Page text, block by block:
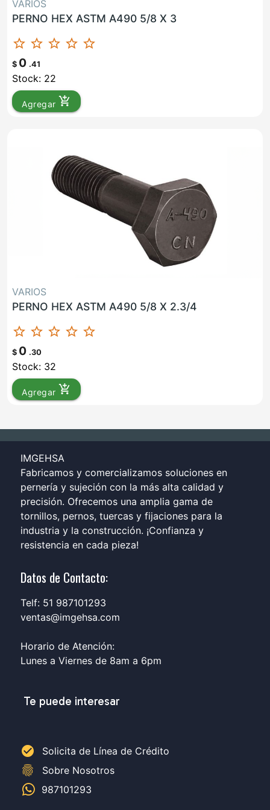
VARIOS
PERNO HEX ASTM A490 5/8 X 3
star_border star_border star_border star_border star_border
$ 0 .41
Stock: 22
Agregar add_shopping_cart
VARIOS
PERNO HEX ASTM A490 5/8 X 2.3/4
star_border star_border star_border star_border star_border
$ 0 .30
Stock: 32
Agregar add_shopping_cart
IMGEHSA
Fabricamos y comercializamos soluciones en
pernería y sujeción con la más alta calidad y
precisión. Ofrecemos una amplia gama de
tornillos, pernos, tuercas y fijaciones para la
industria y la construcción. ¡Confianza y
resistencia en cada pieza!
Datos de Contacto:
Telf: 51 987101293
ventas@imgehsa.com
Horario de Atención:
Lunes a Viernes de 8am a 6pm
Te puede interesar
check_circle Solicita de Línea de Crédito
fingerprint
Sobre Nosotros
987101293